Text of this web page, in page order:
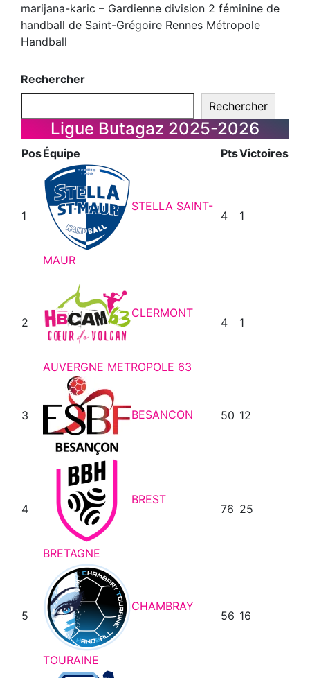
marijana-karic – Gardienne division 2 féminine de
handball de Saint-Grégoire Rennes Métropole
Handball
Rechercher
Rechercher
Ligue Butagaz 2025-2026
PosÉquipe PtsVictoires
1
STELLA SAINT-
MAUR
4 1
2
CLERMONT
AUVERGNE METROPOLE 63
4 1
3 BESANCON 50 12
4
BREST
BRETAGNE
76 25
5
CHAMBRAY
TOURAINE
56 16